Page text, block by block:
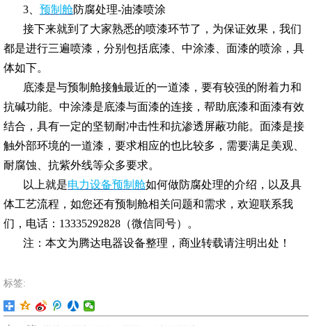
3、 预制舱防腐处理-油漆喷涂
接下来就到了大家熟悉的喷漆环节了，为保证效果，我们
都是进行三遍喷漆，分别包括底漆、中涂漆、面漆的喷涂，具
体如下。
底漆是与预制舱接触最近的一道漆，要有较强的附着力和
抗碱功能。中涂漆是底漆与面漆的连接，帮助底漆和面漆有效
结合，具有一定的坚韧耐冲击性和抗渗透屏蔽功能。面漆是接
触外部环境的一道漆，要求相应的也比较多，需要满足美观、
耐腐蚀、抗紫外线等众多要求。
以上就是电力设备预制舱如何做防腐处理的介绍，以及具
体工艺流程，如您还有预制舱相关问题和需求，欢迎联系我
们，电话：13335292828（微信同号）。
注：本文为腾达电器设备整理，商业转载请注明出处！
标签: